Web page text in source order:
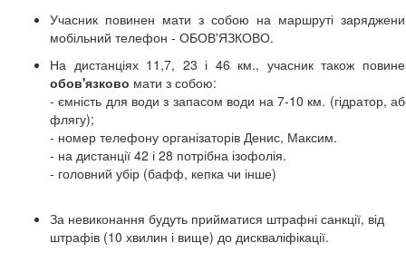
Учасник повинен мати з собою на маршруті
мобільний телефон - ОБОВ'ЯЗКОВО.
На дистанціях 11,7, 23 і 46 км., учасник також
обов'язково мати з собою:
- ємність для води з запасом води на 7-10 км. (гідратор,
флягу);
- номер телефону організаторів Денис, Максим.
- на дистанції 42 і 28 потрібна ізофолія.
- головний убір (бафф, кепка чи інше)
За невиконання будуть прийматися штрафні санкції, від
штрафів (10 хвилин і вище) до дискваліфікації.